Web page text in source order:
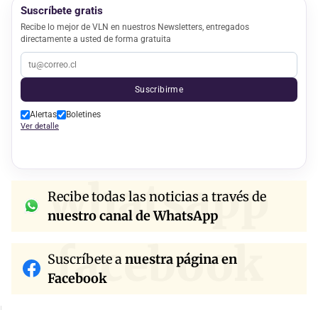
Suscríbete gratis
Recibe lo mejor de VLN en nuestros Newsletters, entregados
directamente a usted de forma gratuita
Suscribirme
Alertas Boletines
Ver detalle
whatsapp
Recibe todas las noticias a través de
nuestro canal de WhatsApp
facebook
Suscríbete anuestra página en
Facebook